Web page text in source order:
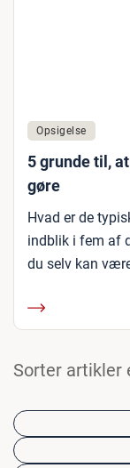
Opsigelse
5 grunde til,
gøre
Hvad er de
indblik i fem af
du selv kan
Sorter artikler